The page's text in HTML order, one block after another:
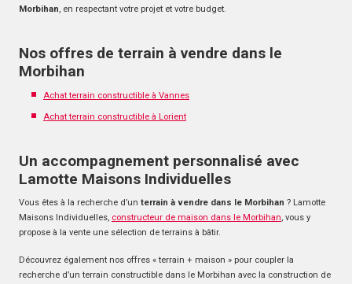
Morbihan, en respectant votre projet et votre budget.
Nos offres de terrain à vendre dans le
Morbihan
Achat terrain constructible à Vannes
Achat terrain constructible à Lorient
Un accompagnement personnalisé avec
Lamotte Maisons Individuelles
Vous êtes à la recherche d’un terrain à vendre dans le Morbihan ? Lamotte
Maisons Individuelles, constructeur de maison dans le Morbihan, vous y
propose à la vente une sélection de terrains à bâtir.
Découvrez également nos offres « terrain + maison » pour coupler la
recherche d’un terrain constructible dans le Morbihan avec la construction de